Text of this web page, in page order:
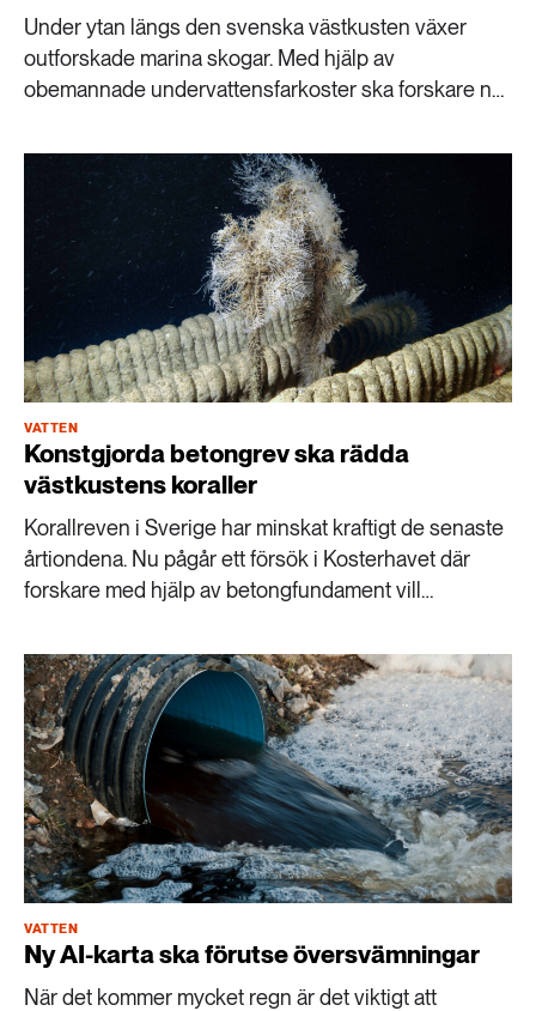
Under ytan längs den svenska västkusten växer
outforskade marina skogar. Med hjälp av
obemannade undervattensfarkoster ska forskare nu
VATTEN
Konstgjorda betongrev ska rädda
västkustens koraller
Korallreven i Sverige har minskat kraftigt de senaste
årtiondena. Nu pågår ett försök i Kosterhavet där
forskare med hjälp av betongfundament vill
VATTEN
Ny AI-karta ska förutse översvämningar
När det kommer mycket regn är det viktigt att